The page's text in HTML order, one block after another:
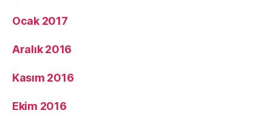
Ocak 2017
Aralık 2016
Kasım 2016
Ekim 2016